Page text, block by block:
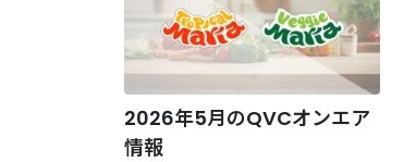
2026年5月のQVCオンエア
情報